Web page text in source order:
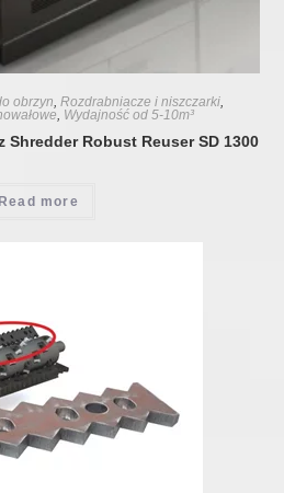
obrzyn, Rozdrabniacze i niszczarki,
, Wydajność od 5-10m³
Shredder Robust Reuser SD 1300
Read more